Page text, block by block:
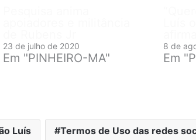
23 de julho de 2020
Em "PINHEIRO-MA"
8 de
Em
Luís Termos de Uso das redes